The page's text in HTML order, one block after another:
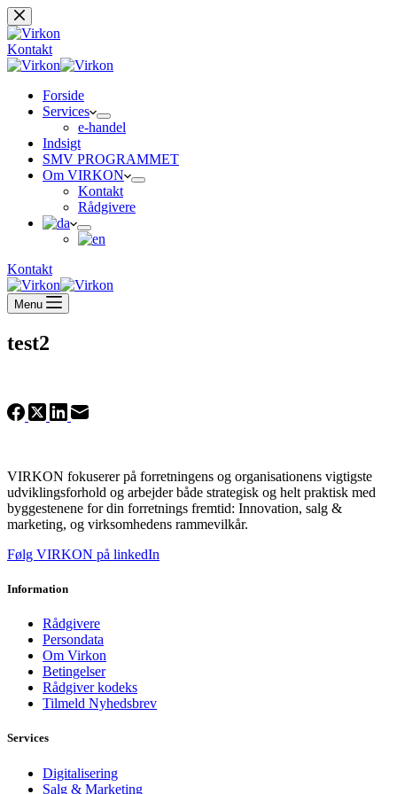
Fortsæt
til
indhold
Kontakt
Forside
Services
e-handel
Indsigt
SMV PROGRAMMET
Om VIRKON
Kontakt
Rådgivere
Kontakt
Menu
test2
VIRKON fokuserer på forretningens og organisationens vigtigste
udviklingsforhold og arbejder både strategisk og helt praktisk med
byggestenene for din forretnings fremtid: Innovation, salg &
marketing, og virksomhedens rammevilkår.
Følg VIRKON på linkedIn
Information
Rådgivere
Persondata
Om Virkon
Betingelser
Rådgiver kodeks
Tilmeld Nyhedsbrev
Services
Digitalisering
Salg & Marketing